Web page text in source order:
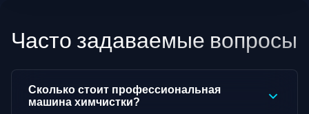
Часто задаваемые вопросы
Сколько стоит профессиональная
машина химчистки?